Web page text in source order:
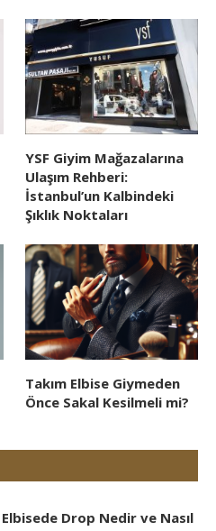
YSF Giyim Mağazalarına
Ulaşım Rehberi:
İstanbul’un Kalbindeki
Şıklık Noktaları
Takım Elbise Giymeden
Önce Sakal Kesilmeli mi?
Elbisede Drop Nedir ve Nasıl